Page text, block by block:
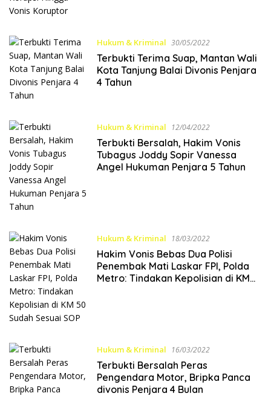
Hukum & Kriminal 30/05/2022
Terbukti Terima Suap, Mantan Wali
Kota Tanjung Balai Divonis Penjara
4 Tahun
Hukum & Kriminal 12/04/2022
Terbukti Bersalah, Hakim Vonis
Tubagus Joddy Sopir Vanessa
Angel Hukuman Penjara 5 Tahun
Hukum & Kriminal 18/03/2022
Hakim Vonis Bebas Dua Polisi
Penembak Mati Laskar FPI, Polda
Metro: Tindakan Kepolisian di KM
Hukum & Kriminal 16/03/2022
Terbukti Bersalah Peras
Pengendara Motor, Bripka Panca
divonis Penjara 4 Bulan